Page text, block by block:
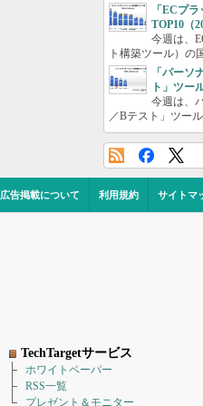
「ECプ
TOP10（
今週は、
ト構築ツール）の
「パーソ
ト」ツー
今週は、
／Bテスト」ツー
広告掲載について 利用規約 サイトマ
TechTargetサービス
ホワイトペーパー
RSS一覧
プレゼント＆モニター